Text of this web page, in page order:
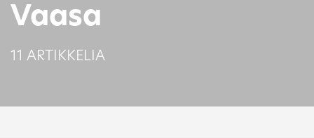
Vaasa
11 ARTIKKELIA